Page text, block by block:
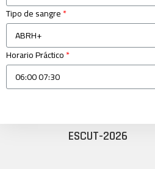
Tipo de sangre
Horario Práctico
ESCUT-2026